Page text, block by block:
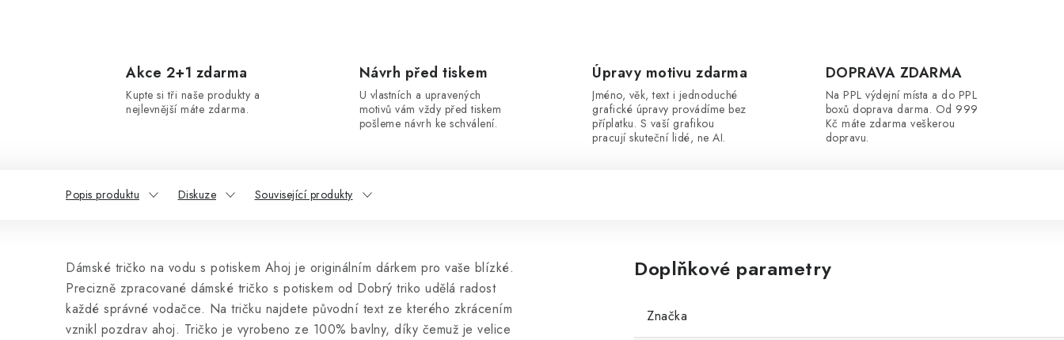
Akce 2+1 zdarma
Kupte si tři naše produkty a
nejlevnější máte zdarma.
Návrh před tiskem
U vlastních a upravených
motivů vám vždy před tiskem
pošleme návrh ke schválení.
Úpravy motivu zdarma
Jméno, věk, text i jednoduché
grafické úpravy provádíme bez
příplatku. S vaší grafikou
pracují skuteční lidé, ne AI.
DOPRAVA ZDARMA
Na PPL výdejní místa a do PPL
boxů doprava darma. Od 999
Kč máte zdarma veškerou
dopravu.
Popis produktu Diskuze Související produkty
Dámské tričko na vodu s potiskem Ahoj je originálním dárkem pro vaše blízké.
Precizně zpracované dámské tričko s potiskem od Dobrý triko udělá radost
každé správné vodačce. Na tričku najdete původní text ze kterého zkrácením
vznikl pozdrav ahoj. Tričko je vyrobeno ze 100% bavlny, díky čemuž je velice
Doplňkové parametry
Značka